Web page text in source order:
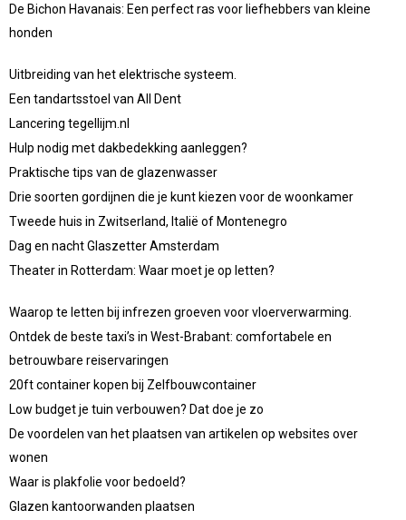
De Bichon Havanais: Een perfect ras voor liefhebbers van kleine
honden
Uitbreiding van het elektrische systeem.
Een tandartsstoel van All Dent
Lancering tegellijm.nl
Hulp nodig met dakbedekking aanleggen?
Praktische tips van de glazenwasser
Drie soorten gordijnen die je kunt kiezen voor de woonkamer
Tweede huis in Zwitserland, Italië of Montenegro
Dag en nacht Glaszetter Amsterdam
Theater in Rotterdam: Waar moet je op letten?
Waarop te letten bij infrezen groeven voor vloerverwarming.
Ontdek de beste taxi’s in West-Brabant: comfortabele en
betrouwbare reiservaringen
20ft container kopen bij Zelfbouwcontainer
Low budget je tuin verbouwen? Dat doe je zo
De voordelen van het plaatsen van artikelen op websites over
wonen
Waar is plakfolie voor bedoeld?
Glazen kantoorwanden plaatsen